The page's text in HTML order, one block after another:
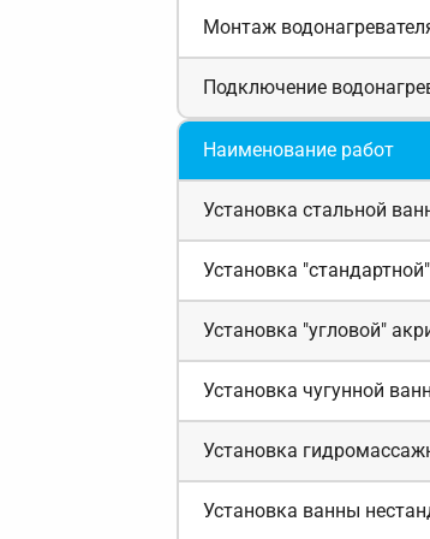
Монтаж
Подключение
Наименование работ
Установка стальной
Установка
Установка "угловой"
Установка чугунной
Установка
Установка ванны